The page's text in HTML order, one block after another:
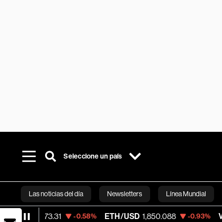
Seleccione un país
Las noticias del día Newsletters Línea Mundial
Bloomberg
ETH/USD 1,850.088 -0.93% Visa 365.67 -